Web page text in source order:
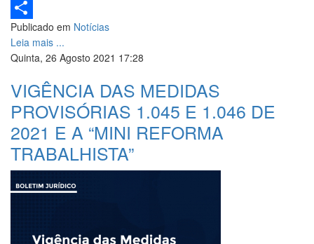
LinkedIn
Share
Publicado em Notícias
Leia mais ...
Quinta, 26 Agosto 2021 17:28
VIGÊNCIA DAS MEDIDAS
PROVISÓRIAS 1.045 E 1.046 DE
2021 E A “MINI REFORMA
TRABALHISTA”